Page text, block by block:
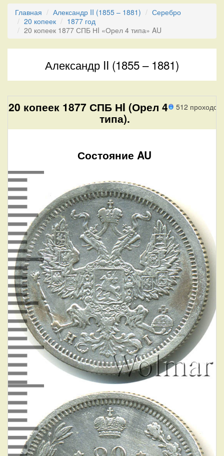
Главная Александр II (1855 – 1881)
Серебро
20 копеек
1877 год
20 копеек 1877 СПБ НI «Орел 4 типа» AU
Александр II (1855 – 1881)
512 проходов
20 копеек 1877 СПБ НI (Орел 4
типа).
Состояние AU